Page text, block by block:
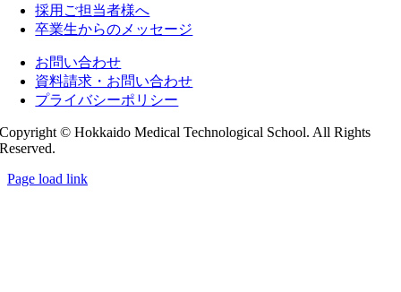
採用ご担当者様へ
卒業生からのメッセージ
お問い合わせ
資料請求・お問い合わせ
プライバシーポリシー
Copyright © Hokkaido Medical Technological School. All Rights
Reserved.
Page load link